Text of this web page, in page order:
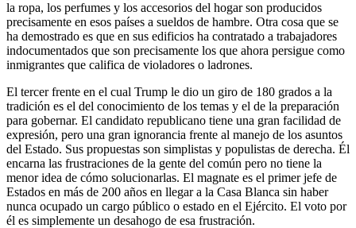
la ropa, los perfumes y los accesorios del hogar son producidos
precisamente en esos países a sueldos de hambre. Otra cosa que se
ha demostrado es que en sus edificios ha contratado a trabajadores
indocumentados que son precisamente los que ahora persigue como
inmigrantes que califica de violadores o ladrones.
El tercer frente en el cual Trump le dio un giro de 180 grados a la
tradición es el del conocimiento de los temas y el de la preparación
para gobernar. El candidato republicano tiene una gran facilidad de
expresión, pero una gran ignorancia frente al manejo de los asuntos
del Estado. Sus propuestas son simplistas y populistas de derecha. Él
encarna las frustraciones de la gente del común pero no tiene la
menor idea de cómo solucionarlas. El magnate es el primer jefe de
Estados en más de 200 años en llegar a la Casa Blanca sin haber
nunca ocupado un cargo público o estado en el Ejército. El voto por
él es simplemente un desahogo de esa frustración.